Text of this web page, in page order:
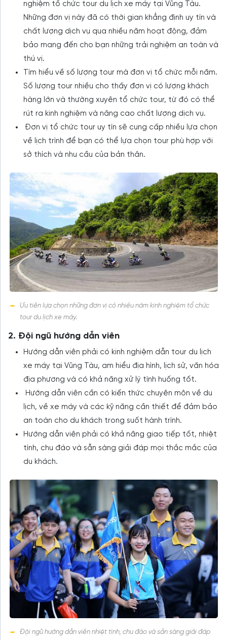
nghiệm tổ chức tour du lịch xe máy tại Vũng Tàu.
Những đơn vị này đã có thời gian khẳng định uy tín và
chất lượng dịch vụ qua nhiều năm hoạt động, đảm
bảo mang đến cho bạn những trải nghiệm an toàn và
thú vị.
Tìm hiểu về số lượng tour mà đơn vị tổ chức mỗi năm.
Số lượng tour nhiều cho thấy đơn vị có lượng khách
hàng lớn và thường xuyên tổ chức tour, từ đó có thể
rút ra kinh nghiệm và nâng cao chất lượng dịch vụ.
Đơn vị tổ chức tour uy tín sẽ cung cấp nhiều lựa chọn
về lịch trình để bạn có thể lựa chọn tour phù hợp với
sở thích và nhu cầu của bản thân.
Ưu tiên lựa chọn những đơn vị có nhiều năm kinh nghiệm tổ chức
tour du lịch xe máy.
2. Đội ngũ hướng dẫn viên
Hướng dẫn viên phải có kinh nghiệm dẫn tour du lịch
xe máy tại Vũng Tàu, am hiểu địa hình, lịch sử, văn hóa
địa phương và có khả năng xử lý tình huống tốt.
Hướng dẫn viên cần có kiến thức chuyên môn về du
lịch, về xe máy và các kỹ năng cần thiết để đảm bảo
an toàn cho du khách trong suốt hành trình.
Hướng dẫn viên phải có khả năng giao tiếp tốt, nhiệt
tình, chu đáo và sẵn sàng giải đáp mọi thắc mắc của
du khách.
Đội ngũ hướng dẫn viên nhiệt tình, chu đáo và sẵn sàng giải đáp